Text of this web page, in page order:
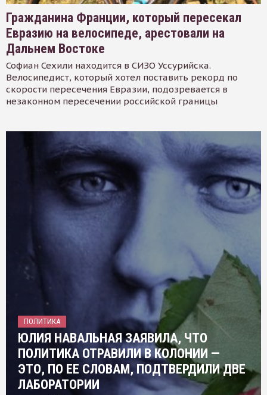
Гражданина Франции, который пересекал
Евразию на велосипеде, арестовали на
Дальнем Востоке
Софиан Сехили находится в СИЗО Уссурийска.
Велосипедист, который хотел поставить рекорд по
скорости пересечения Евразии, подозревается в
незаконном пересечении российской границы
ПОЛИТИКА
ЮЛИЯ НАВАЛЬНАЯ ЗАЯВИЛА, ЧТО
ПОЛИТИКА ОТРАВИЛИ В КОЛОНИИ —
ЭТО, ПО ЕЕ СЛОВАМ, ПОДТВЕРДИЛИ ДВЕ
ЛАБОРАТОРИИ